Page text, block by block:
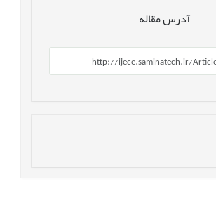
آدرس مقاله